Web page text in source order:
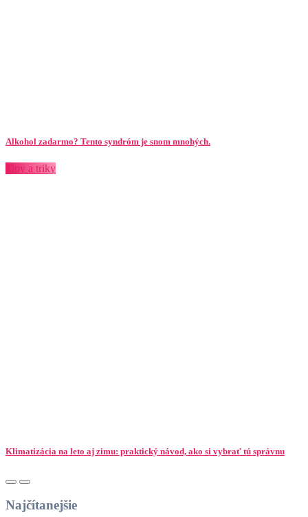
Alkohol zadarmo? Tento syndróm je snom mnohých.
Tipy a triky
Klimatizácia na leto aj zimu: praktický návod, ako si vybrať tú správnu
Najčítanejšie